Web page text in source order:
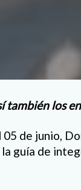
también los
de junio,
la guía de